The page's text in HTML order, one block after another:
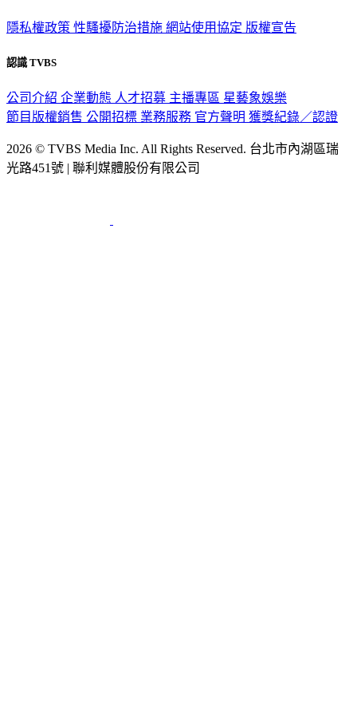
隱私權政策 性騷擾防治措施 網站使用協定 版權宣告
認識 TVBS
公司介紹 企業動態 人才招募 主播專區 星藝象娛樂
節目版權銷售 公開招標 業務服務 官方聲明 獲獎紀錄／認證
2026 © TVBS Media Inc. All Rights Reserved. 台北市內湖區瑞
光路451號 | 聯利媒體股份有限公司